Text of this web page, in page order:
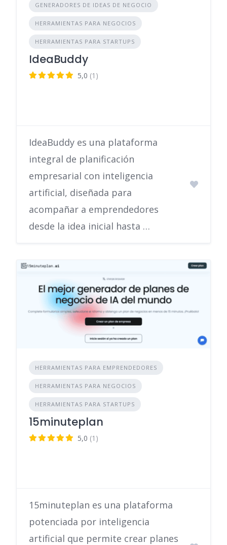
GENERADORES DE IDEAS DE NEGOCIO
HERRAMIENTAS PARA NEGOCIOS
HERRAMIENTAS PARA STARTUPS
IdeaBuddy
5,0 (1)
IdeaBuddy es una plataforma
integral de planificación
empresarial con inteligencia
artificial, diseñada para
acompañar a emprendedores
desde la idea inicial hasta …
HERRAMIENTAS PARA EMPRENDEDORES
HERRAMIENTAS PARA NEGOCIOS
HERRAMIENTAS PARA STARTUPS
15minuteplan
5,0 (1)
15minuteplan es una plataforma
potenciada por inteligencia
artificial que permite crear planes